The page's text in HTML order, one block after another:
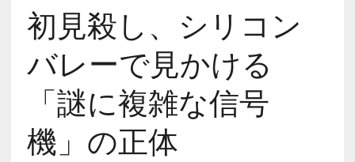
初見殺し、シリコン
バレーで見かける
「謎に複雑な信号
機」の正体